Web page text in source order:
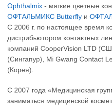
Ophthalmix - мягкие цветные
ОФТАЛЬМИКС Butterfly и
С 2006 г. по настоящее время
дистрибьютором контактных
компаний CooperVision LTD
(Сингапур), Mi Gwang Contact
(Корея).
С 2007 года «Медицинская
заниматься медицинской